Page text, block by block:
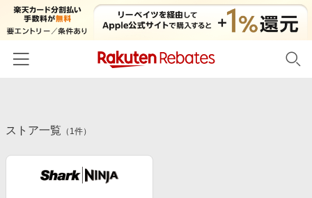
カテゴリー一覧
百貨店・総合ECモール
ファッション・インナー・小物
ストア一覧 （ 1件）